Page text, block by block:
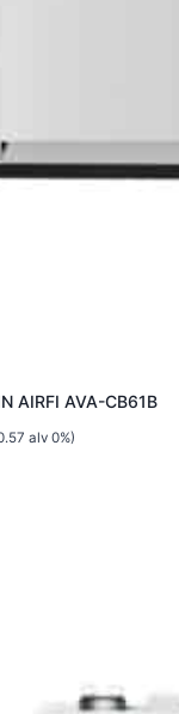
AIRFI AVA-CB61B
alv 0%)